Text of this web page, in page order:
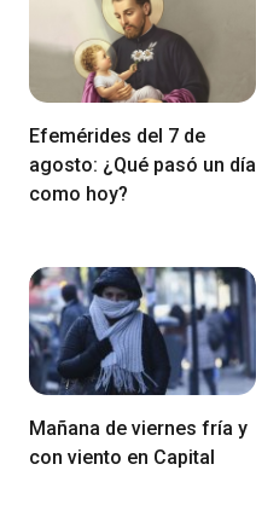
Efemérides del 7 de
agosto: ¿Qué pasó un día
como hoy?
Mañana de viernes fría y
con viento en Capital